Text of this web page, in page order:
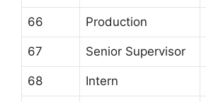
66 Production
67 Senior Supervisor
68 Intern